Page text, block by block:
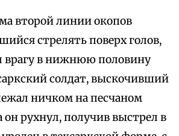
второй линии окопов
стрелять поверх голов,
врагу в нижнюю половину
солдат, выскочивший
ничком на песчаном
он рухнул, получив выстрел в